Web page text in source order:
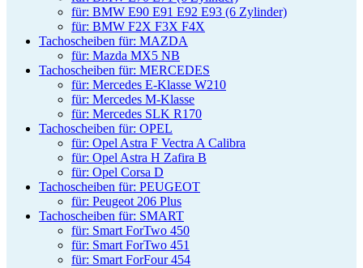
für: BMW E90 E91 E92 E93 (6 Zylinder)
für: BMW F2X F3X F4X
Tachoscheiben für: MAZDA
für: Mazda MX5 NB
Tachoscheiben für: MERCEDES
für: Mercedes E-Klasse W210
für: Mercedes M-Klasse
für: Mercedes SLK R170
Tachoscheiben für: OPEL
für: Opel Astra F Vectra A Calibra
für: Opel Astra H Zafira B
für: Opel Corsa D
Tachoscheiben für: PEUGEOT
für: Peugeot 206 Plus
Tachoscheiben für: SMART
für: Smart ForTwo 450
für: Smart ForTwo 451
für: Smart ForFour 454